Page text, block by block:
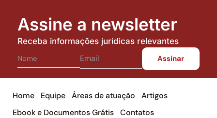
Assine a newsletter
Receba informações jurídicas relevantes
Home Equipe Áreas de atuação
Artigos
Ebook e Documentos Grátis
Contatos